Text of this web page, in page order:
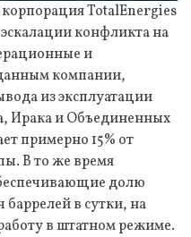
корпорация TotalEnergies
конфликта на
и
компании,
из эксплуатации
Ирака и Объединенных
примерно 15% от
В то же время
долю
баррелей в сутки, на
в штатном режиме.